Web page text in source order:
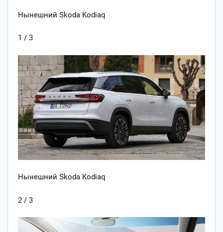
Нынешний Skoda Kodiaq
1 / 3
Нынешний Skoda Kodiaq
2 / 3